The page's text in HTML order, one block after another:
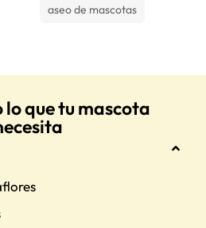
aseo de mascotas
lo que tu mascota